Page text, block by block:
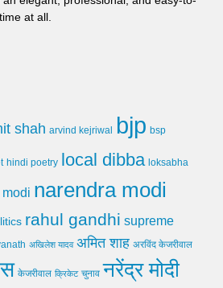
at all.
shah arvind kejriwal bjp bsp
hindi poetry local dibba loksabha
modi narendra modi
rahul gandhi supreme
अखिलेश यादव अमित शाह अरविंद केजरीवाल
केजरीवाल क्रिकेट चुनाव नरेंद्र मोदी